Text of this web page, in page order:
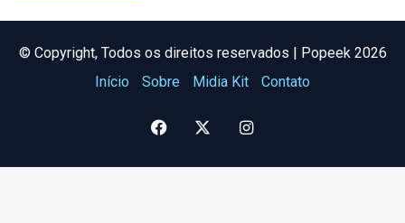
©️ Copyright, Todos os direitos reservados | Popeek 2026
Início
Sobre Midia Kit Contato
Facebook Instagram